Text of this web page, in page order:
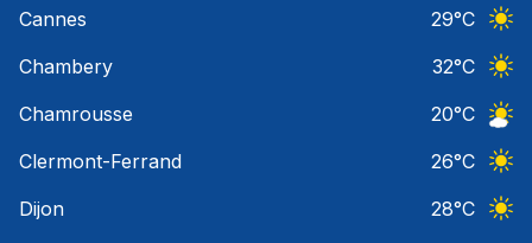
Cannes
29°C
Chambery
32°C
Chamrousse
20°C
Clermont-Ferrand
26°C
Dijon
28°C